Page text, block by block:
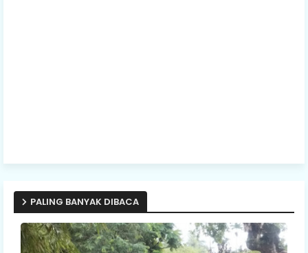
PALING BANYAK DIBACA